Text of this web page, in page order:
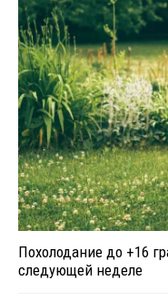
Похолодание до +16
следующей неделе